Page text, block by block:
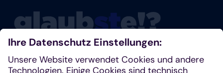
Glaubste nicht? Dann schau mal rein!